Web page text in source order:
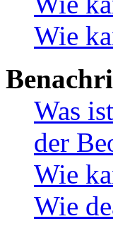
Wie
Was
der
Wie
Wie